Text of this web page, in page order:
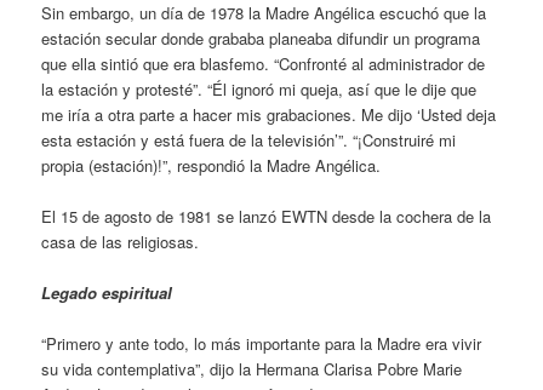
Sin embargo, un día de 1978 la Madre Angélica escuchó que la
estación secular donde grababa planeaba difundir un programa
que ella sintió que era blasfemo. “Confronté al administrador de
la estación y protesté”. “Él ignoró mi queja, así que le dije que
me iría a otra parte a hacer mis grabaciones. Me dijo ‘Usted deja
esta estación y está fuera de la televisión’”. “¡Construiré mi
propia (estación)!”, respondió la Madre Angélica.
El 15 de agosto de 1981 se lanzó EWTN desde la cochera de la
casa de las religiosas.
Legado espiritual
“Primero y ante todo, lo más importante para la Madre era vivir
su vida contemplativa”, dijo la Hermana Clarisa Pobre Marie